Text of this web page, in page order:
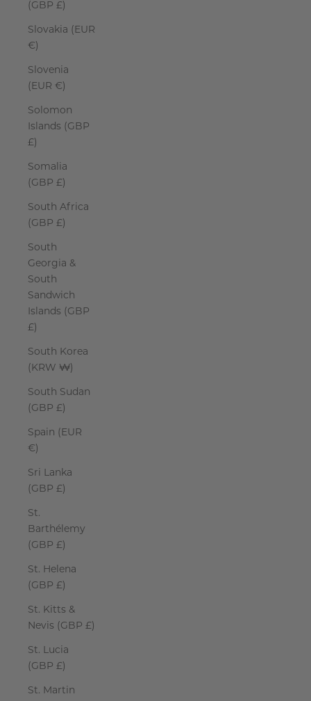
(GBP £)
Slovakia (EUR
€)
Slovenia
(EUR €)
Solomon
Islands (GBP
£)
Somalia
(GBP £)
South Africa
(GBP £)
South
Georgia &
South
Sandwich
Islands (GBP
£)
South Korea
(KRW ₩)
South Sudan
(GBP £)
Spain (EUR
€)
Sri Lanka
(GBP £)
St.
Barthélemy
(GBP £)
St. Helena
(GBP £)
St. Kitts &
Nevis (GBP £)
St. Lucia
(GBP £)
St. Martin